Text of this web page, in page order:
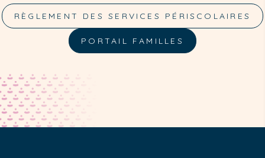
RÈGLEMENT DES SERVICES PÉRISCOLAIRES
PORTAIL FAMILLES